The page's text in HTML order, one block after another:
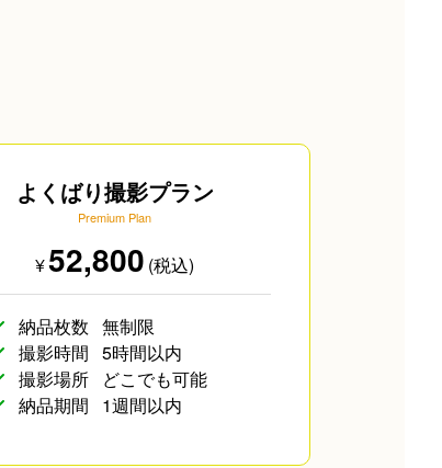
よくばり撮影プラン
Premium Plan
¥52,800 (税込)
納品枚数 無制限
撮影時間 5時間以内
撮影場所
どこでも可能
納品期間
1週間以内